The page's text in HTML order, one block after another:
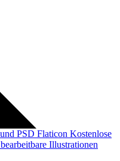
PSD Flaticon Kostenlose
Illustrationen